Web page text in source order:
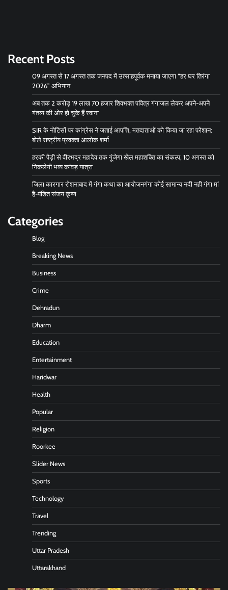
Recent Posts
09 अगस्त से 17 अगस्त तक जनपद में उत्साहपूर्वक मनाया जाएगा “हर घर तिरंगा
2026” अभियान
अब तक 2 करोड़ 19 लाख 70 हजार शिवभक्त पवित्र गंगाजल लेकर अपने-अपने
गंतव्य की ओर हो चुके हैं रवाना
SIR के नोटिसों पर कांग्रेस ने जताई आपत्ति, मतदाताओं को किया जा रहा परेशान:
बोले राष्ट्रीय प्रवक्ता आलोक शर्मा
हरकी पैड़ी से वीरभद्र महादेव तक गूंजेगा खेल महाशक्ति का संकल्प, 10 अगस्त को
निकलेगी भव्य कांवड़ यात्रा
जिला कारगार रोशनाबाद में गंगा कथा का आयोजनगंगा कोई सामान्य नदी नही गंगा मां
है-पंडित संजय कृष्ण
Categories
Blog
Breaking News
Business
Crime
Dehradun
Dharm
Education
Entertainment
Haridwar
Health
Popular
Religion
Roorkee
Slider News
Sports
Technology
Travel
Trending
Uttar Pradesh
Uttarakhand